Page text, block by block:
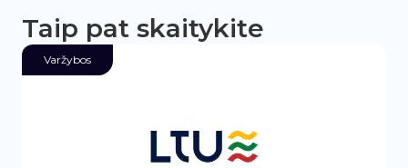
Taip pat skaitykite
Varžybos